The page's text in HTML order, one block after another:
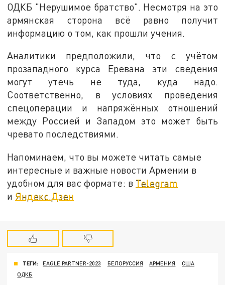
ОДКБ "Нерушимое братство". Несмотря на это
армянская сторона всё равно получит
информацию о том, как прошли учения.
Аналитики предположили, что с учётом
прозападного курса Еревана эти сведения
могут утечь не туда, куда надо.
Соответственно, в условиях проведения
спецоперации и напряжённых отношений
между Россией и Западом это может быть
чревато последствиями.
Напоминаем, что вы можете читать самые
интересные и важные новости Армении в
удобном для вас формате: в Telegram
и Яндекс.Дзен
ТЕГИ: EAGLE PARTNER-2023 БЕЛОРУССИЯ АРМЕНИЯ
США
ОДКБ